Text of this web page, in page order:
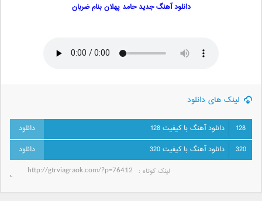
دانلود آهنگ جدید حامد پهلان بنام ضربان
لینک های دانلود
128
دانلود آهنگ با کیفیت 128
320
دانلود آهنگ با کیفیت 320
لینک کوتاه‌ :